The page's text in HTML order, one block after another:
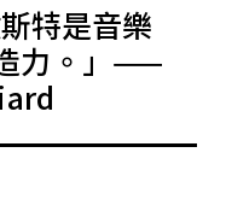
特是音樂
力。」——